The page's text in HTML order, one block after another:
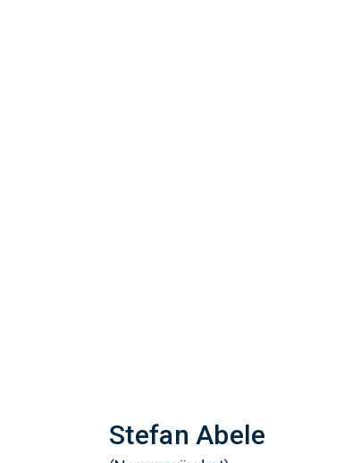
Stefan Abele